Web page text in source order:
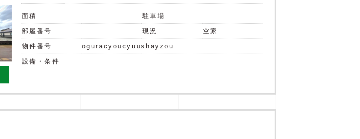
面積 駐車場
部屋番号 現況 空家
物件番号 oguracyoucyuushayzou
設備・条件